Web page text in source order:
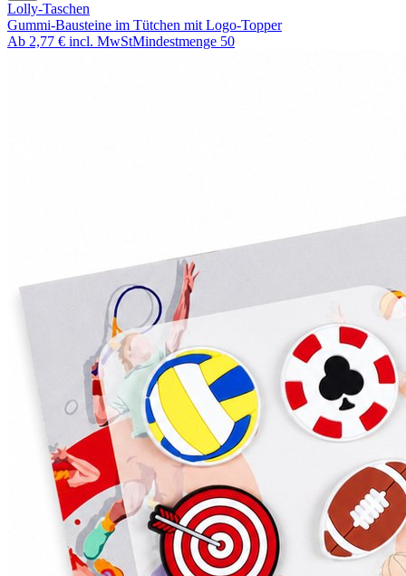
Lolly-Taschen
Gummi-Bausteine im Tütchen mit Logo-Topper
Ab 2,77 € incl. MwStMindestmenge 50